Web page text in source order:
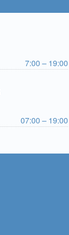
7:00 – 19:00
07:00 – 19:00